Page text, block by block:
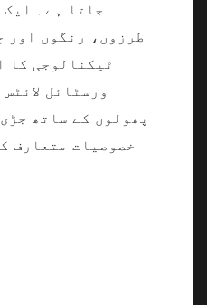
جاتا ہے۔
طرزوں، رنگوں اور
ورسٹائل
پھولوں کے ساتھ
خصوصیات متعارف